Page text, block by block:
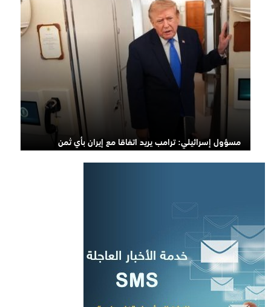
مسؤول إسرائيلي: ترامب يريد اتفاقا مع إيران بأي ثمن